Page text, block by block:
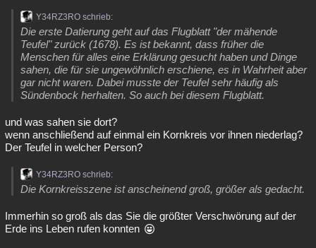
Y34RZ3RO schrieb:
Die erste Datierung geht auf das Flugblatt "der mähende
Teufel" zurück (1678). Es ist bekannt, dass früher die
Menschen für alles eine Erklärung gesucht haben und Dinge
sahen, die für sie ungewöhnlich erschiene, es in Wahrheit aber
gar nicht waren. Dabei musste der Teufel sehr häufig als
Sündenbock herhalten. So auch bei diesem Flugblatt.
und was sahen sie dort?
wenn anschließend auf einmal ein Kornkreis vor ihnen niederlag?
Der Teufel in welcher Person?
Y34RZ3RO schrieb:
Die Kornkreisszene ist anscheinend groß, größer als gedacht.
Immerhin so groß als das Sie die größter Verschwörung auf der
Erde ins Leben rufen konnten